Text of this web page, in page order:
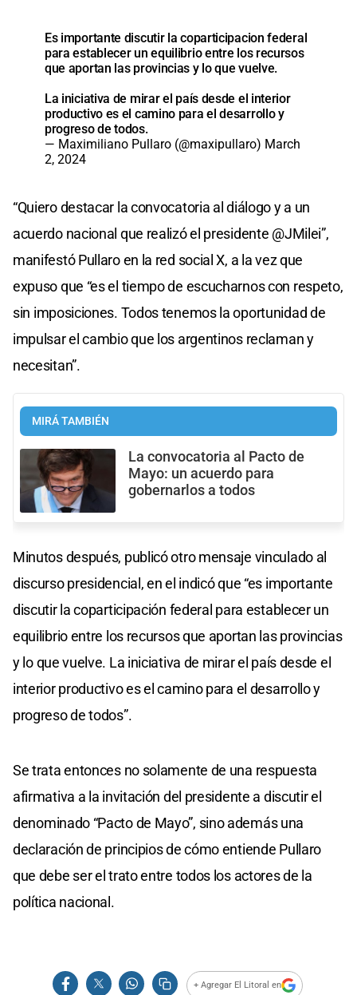
Es importante discutir la coparticipacion federal
para establecer un equilibrio entre los recursos
que aportan las provincias y lo que vuelve.
La iniciativa de mirar el país desde el interior
productivo es el camino para el desarrollo y
progreso de todos.
— Maximiliano Pullaro (@maxipullaro) March
2, 2024
“Quiero destacar la convocatoria al diálogo y a un
acuerdo nacional que realizó el presidente @JMilei”,
manifestó Pullaro en la red social X, a la vez que
expuso que “es el tiempo de escucharnos con respeto,
sin imposiciones. Todos tenemos la oportunidad de
impulsar el cambio que los argentinos reclaman y
necesitan”.
MIRÁ TAMBIÉN
La convocatoria al Pacto de
Mayo: un acuerdo para
gobernarlos a todos
Minutos después, publicó otro mensaje vinculado al
discurso presidencial, en el indicó que “es importante
discutir la coparticipación federal para establecer un
equilibrio entre los recursos que aportan las provincias
y lo que vuelve. La iniciativa de mirar el país desde el
interior productivo es el camino para el desarrollo y
progreso de todos”.
Se trata entonces no solamente de una respuesta
afirmativa a la invitación del presidente a discutir el
denominado “Pacto de Mayo”, sino además una
declaración de principios de cómo entiende Pullaro
que debe ser el trato entre todos los actores de la
política nacional.
+ Agregar El Litoral en